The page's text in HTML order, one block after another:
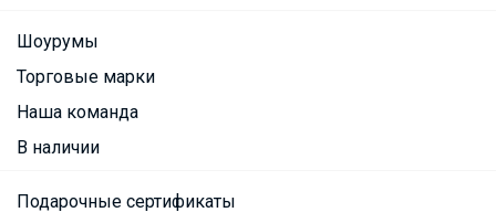
Шоурумы
Торговые марки
Наша команда
В наличии
Подарочные сертификаты